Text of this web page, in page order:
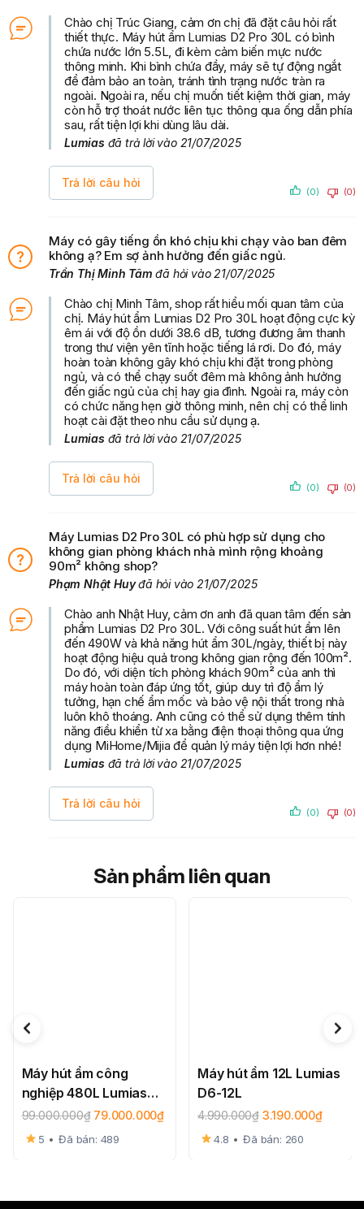
Chào chị Trúc Giang, cảm ơn chị đã đặt câu hỏi rất
thiết thực. Máy hút ẩm Lumias D2 Pro 30L có bình
chứa nước lớn 5.5L, đi kèm cảm biến mực nước
thông minh. Khi bình chứa đầy, máy sẽ tự động ngắt
để đảm bảo an toàn, tránh tình trạng nước tràn ra
ngoài. Ngoài ra, nếu chị muốn tiết kiệm thời gian, máy
còn hỗ trợ thoát nước liên tục thông qua ống dẫn phía
sau, rất tiện lợi khi dùng lâu dài.
Lumias đã trả lời vào 21/07/2025
Trả lời câu hỏi
(0) (0)
Máy có gây tiếng ồn khó chịu khi chạy vào ban đêm
không ạ? Em sợ ảnh hưởng đến giấc ngủ.
Trần Thị Minh Tâm đã hỏi vào 21/07/2025
Chào chị Minh Tâm, shop rất hiểu mối quan tâm của
chị. Máy hút ẩm Lumias D2 Pro 30L hoạt động cực kỳ
êm ái với độ ồn dưới 38.6 dB, tương đương âm thanh
trong thư viện yên tĩnh hoặc tiếng lá rơi. Do đó, máy
hoàn toàn không gây khó chịu khi đặt trong phòng
ngủ, và có thể chạy suốt đêm mà không ảnh hưởng
đến giấc ngủ của chị hay gia đình. Ngoài ra, máy còn
có chức năng hẹn giờ thông minh, nên chị có thể linh
hoạt cài đặt theo nhu cầu sử dụng ạ.
Lumias đã trả lời vào 21/07/2025
Trả lời câu hỏi
(0) (0)
Máy Lumias D2 Pro 30L có phù hợp sử dụng cho
không gian phòng khách nhà mình rộng khoảng
90m² không shop?
Phạm Nhật Huyđã hỏi vào 21/07/2025
Chào anh Nhật Huy, cảm ơn anh đã quan tâm đến sản
phẩm Lumias D2 Pro 30L. Với công suất hút ẩm lên
đến 490W và khả năng hút ẩm 30L/ngày, thiết bị này
hoạt động hiệu quả trong không gian rộng đến 100m².
Do đó, với diện tích phòng khách 90m² của anh thì
máy hoàn toàn đáp ứng tốt, giúp duy trì độ ẩm lý
tưởng, hạn chế ẩm mốc và bảo vệ nội thất trong nhà
luôn khô thoáng. Anh cũng có thể sử dụng thêm tính
năng điều khiển từ xa bằng điện thoại thông qua ứng
dụng MiHome/Mijia để quản lý máy tiện lợi hơn nhé!
Lumias đã trả lời vào 21/07/2025
Trả lời câu hỏi
(0) (0)
Sản phẩm liên quan
Máy hút ẩm công
nghiệp 480L Lumias
LID-S480
99.000.000₫ 79.000.000₫
5 • Đã bán: 489
Máy hút ẩm 12L Lumias
D6-12L
4.990.000₫ 3.190.000₫
4.8 • Đã bán: 260